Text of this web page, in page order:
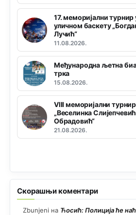
17. меморијални турнир
уличном баскету
Лучић“
11.08.2026.
Међународна љетна
трка
15.08.2026.
VIII меморијални турнир
„Веселинка Слијепчевић
Обрадовић“
21.08.2026.
Скорашњи коментари
Zbunjeni на Ћосић: Полиција ће